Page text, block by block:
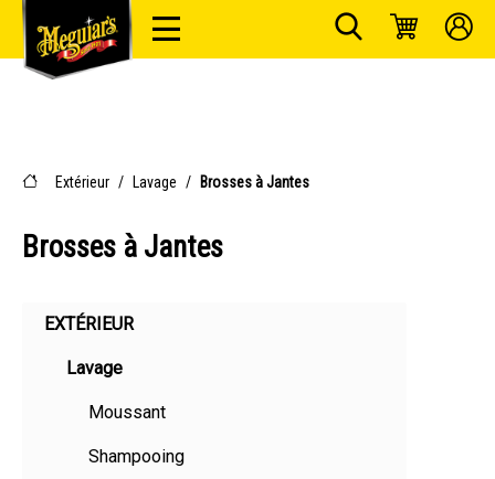
Extérieur / Lavage / Brosses à Jantes
Brosses à Jantes
EXTÉRIEUR
Lavage
Moussant
Shampooing